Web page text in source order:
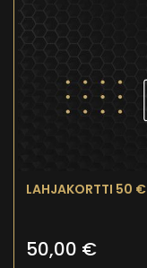
LAHJAKORTTI 50 €
50,00 €